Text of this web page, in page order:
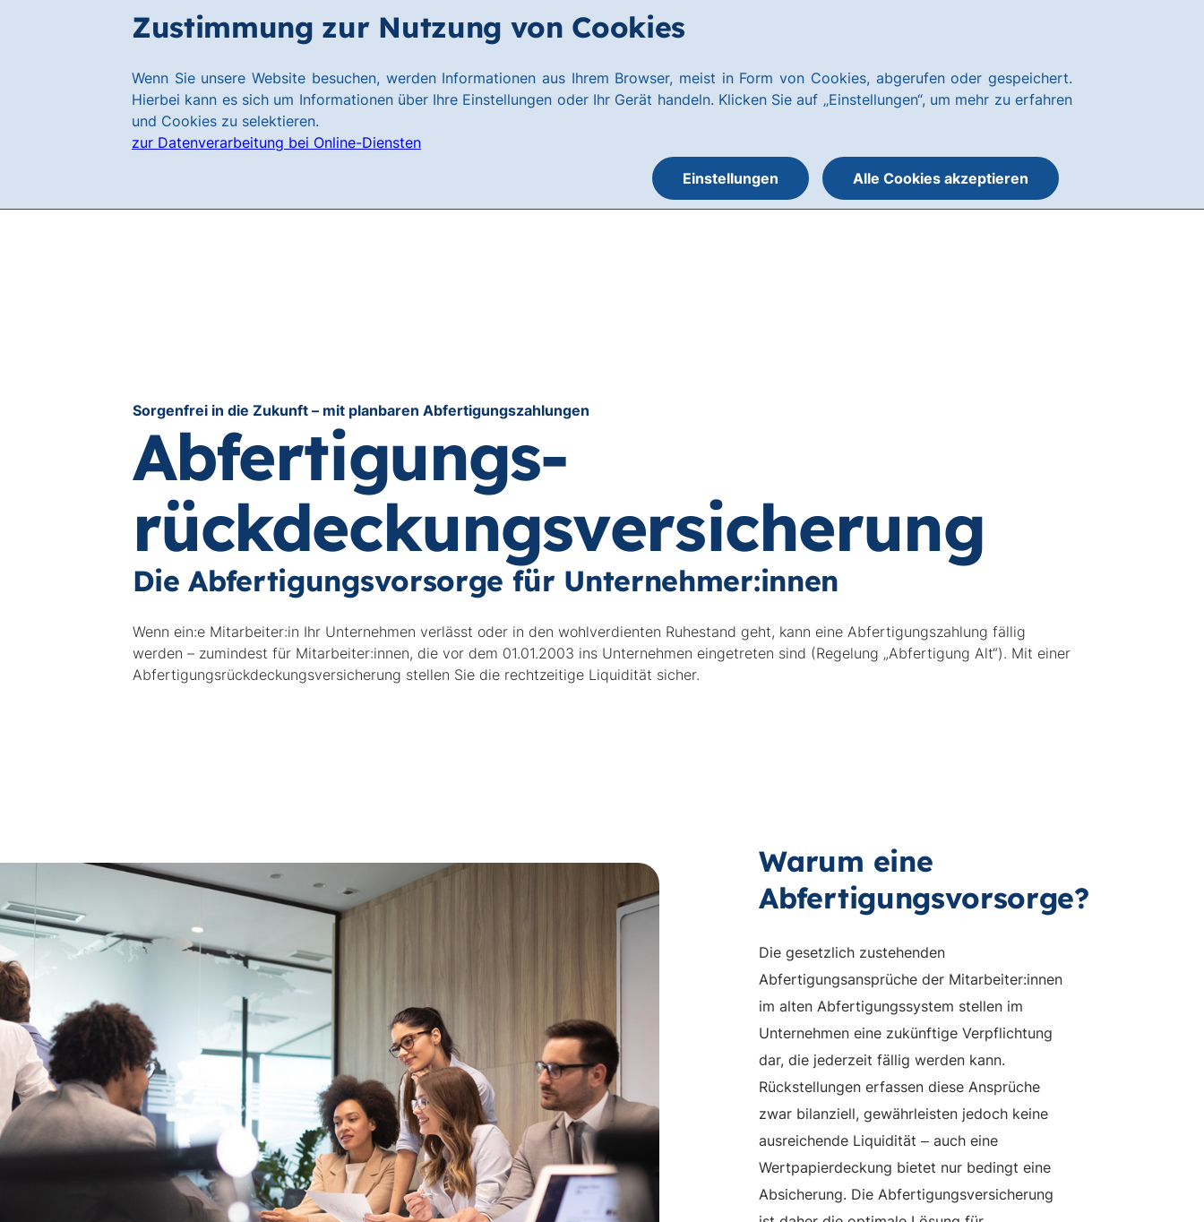
Zustimmung zur Nutzung von Cookies
Wenn Sie unsere Website besuchen, werden Informationen aus Ihrem Browser, meist in Form von Cookies, abgerufen oder gespeichert.
Hierbei kann es sich um Informationen über Ihre Einstellungen oder Ihr Gerät handeln. Klicken Sie auf „Einstellungen“, um mehr zu erfahren
und Cookies zu selektieren.
zur Datenverarbeitung bei Online-Diensten
Alle Cookies akzeptieren
Einstellungen
hausbanking